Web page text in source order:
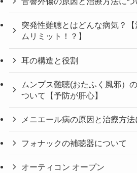
突発性難聴とはどんな病気？
ムリミット！？】
耳の構造と役割
ムンプス難聴(おたふく風邪）
ついて【予防が肝心】
メニエール病の原因と治療方法
フォナックの補聴器について
オーティコン オープン